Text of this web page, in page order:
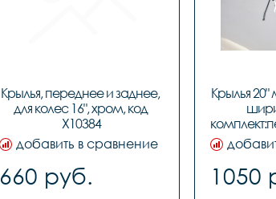
Крылья, переднее и заднее,
для колес 16", хром, код
Х10384
добавить в сравнение
660 руб.
Крылья 20"
1050